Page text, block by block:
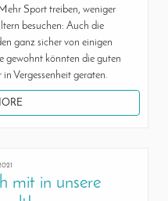
Sport treiben, weniger
besuchen: Auch die
ganz sicher von einigen
gewohnt könnten die guten
Vergessenheit geraten.
mit in unsere